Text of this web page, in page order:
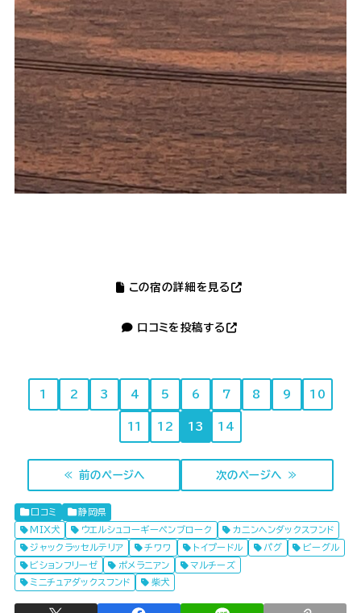
この宿の詳細を見る
口コミを投稿する
1 2 3 4 5 6 7 8 9 10
11 12 13 14
≪ 前のページへ 次のページへ ≫
口コミ
静岡県
MIX犬
ウエルシュコーギーペンブローク
カニンヘンダックスフンド
ジャックラッセルテリア
チワワ トイプードル パグ
ビーグル
ビションフリーゼ
ポメラニアン
マルチーズ
ミニチュアダックスフンド
柴犬